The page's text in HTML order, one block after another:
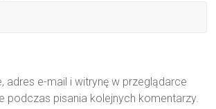
adres e-mail i witrynę w przeglądarce
podczas pisania kolejnych komentarzy.